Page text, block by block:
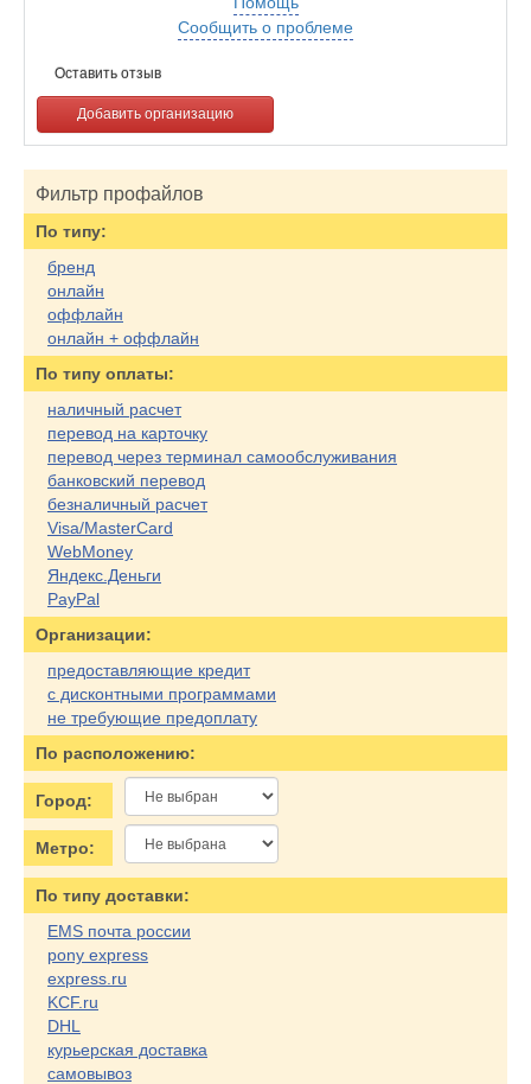
Сообщить о проблеме
Оставить отзыв
Добавить организацию
Фильтр профайлов
По типу:
бренд
онлайн
оффлайн
онлайн + оффлайн
По типу оплаты:
наличный расчет
перевод на карточку
перевод через терминал самообслуживания
банковский перевод
безналичный расчет
Visa/MasterCard
WebMoney
Яндекс.Деньги
PayPal
Организации:
предоставляющие кредит
с дисконтными программами
не требующие предоплату
По расположению:
Город:
Метро:
По типу доставки:
EMS почта россии
pony express
express.ru
KCF.ru
DHL
курьерская доставка
самовывоз